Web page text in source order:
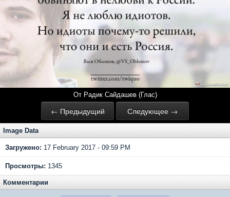
От Радик Сайдашев (Глас)
← Предыдущий Следующее →
Image Data
Загружено: 17 February 2017 - 09:59 PM
Просмотры: 1345
Комментарии